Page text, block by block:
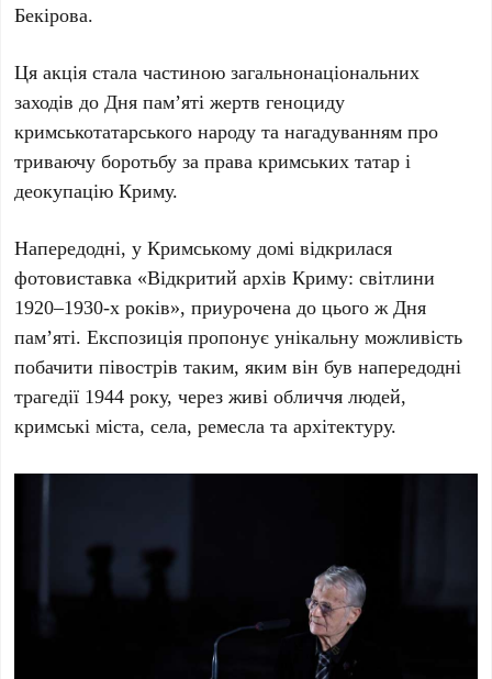
Бекірова.
Ця акція стала частиною загальнонаціональних
заходів доДня пам’яті жертв геноциду
кримськотатарського народу та нагадуванням про
триваючу боротьбу за права кримських татар і
деокупацію Криму.
Напередодні, уКримському домі відкрилася
фотовиставка «Відкритий архів Криму: світлини
1920–1930-х років», приурочена до цього ж Дня
пам’яті. Експозиція пропонує унікальну можливість
побачити півострів таким, яким він був напередодні
трагедії 1944 року, через живі обличчя людей,
кримські міста, села, ремесла та архітектуру.